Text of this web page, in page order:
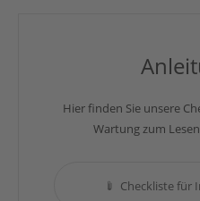
Hier finden Sie unsere
Wartung zum
Checkliste für